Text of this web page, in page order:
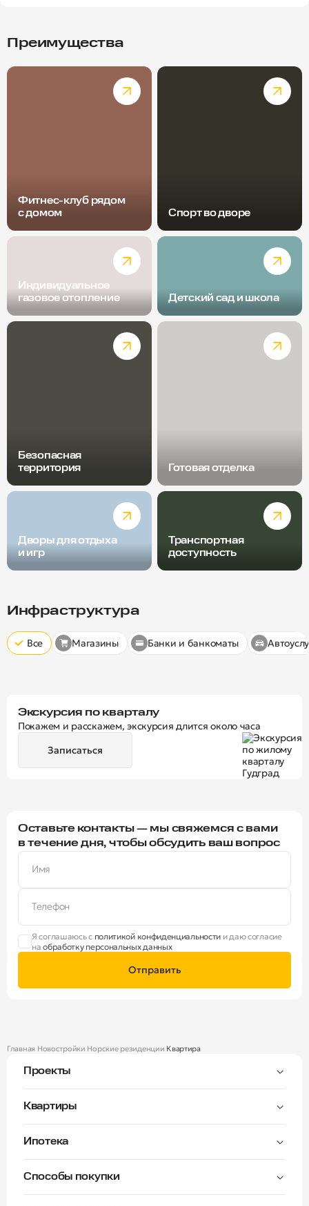
Преимущества
Фитнес-клуб рядом
с домом
Спорт во дворе
Индивидуальное
газовое отопление
Детский сад и школа
Безопасная
территория
Готовая отделка
Дворы для отдыха
и игр
Транспортная
доступность
Инфраструктура
Все Магазины Банки и банкоматы
Экскурсия по кварталу
Покажем и расскажем, экскурсия длится около часа
Записаться
Оставьте контакты — мы свяжемся с вами
в течение дня, чтобы обсудить ваш вопрос
Имя
Телефон
Я соглашаюсь с политикой конфиденциальности и даю согласие
наобработку персональных данных
Отправить
Главная Новостройки Норские резиденции Квартира
Проекты
Тверицы
Норские резиденции
Квартиры
Окна на две стороны
Ипотека
Способы покупки